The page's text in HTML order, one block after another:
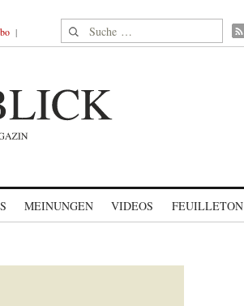
Suche nach:
MEINUNGEN VIDEOS FEUILLETON